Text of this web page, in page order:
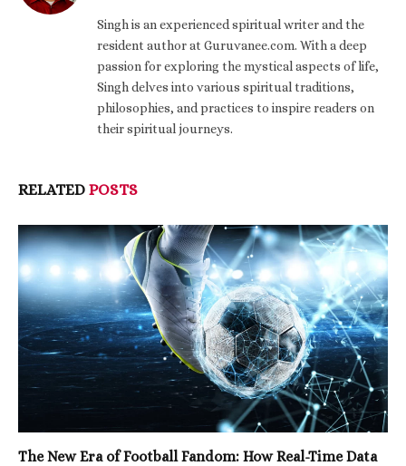
Singh is an experienced spiritual writer and the
resident author at Guruvanee.com. With a deep
passion for exploring the mystical aspects of life,
Singh delves into various spiritual traditions,
philosophies, and practices to inspire readers on
their spiritual journeys.
RELATED POSTS
The New Era of Football Fandom: How Real-Time Data